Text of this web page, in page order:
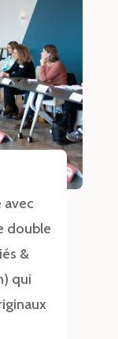
avec
double
&
qui